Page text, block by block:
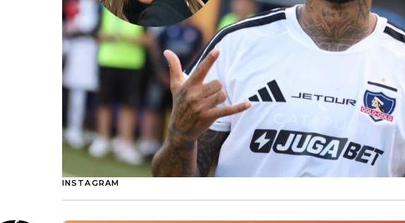
INSTAGRAM